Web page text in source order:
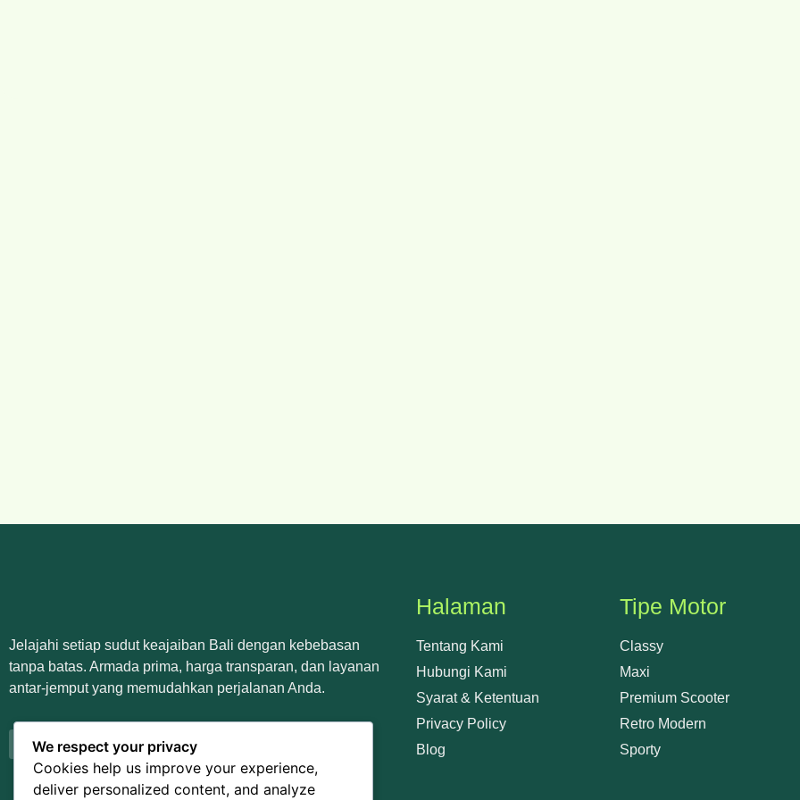
Jelajahi setiap sudut keajaiban Bali dengan kebebasan
tanpa batas. Armada prima, harga transparan, dan layanan
antar-jemput yang memudahkan perjalanan Anda.
Halaman
Tentang Kami
Hubungi Kami
Syarat & Ketentuan
Privacy Policy
Blog
Tipe Motor
Classy
Maxi
Premium Scooter
Retro Modern
Sporty
We respect your privacy
Cookies help us improve your experience,
deliver personalized content, and analyze